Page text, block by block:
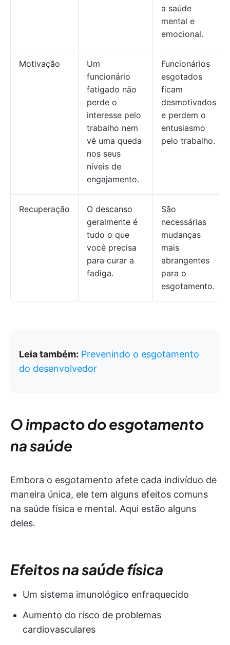
a saúde
mental e
emocional.
Motivação
Um
funcionário
fatigado não
perde o
interesse pelo
trabalho nem
vê uma queda
nos seus
níveis de
engajamento.
Funcionários
esgotados
ficam
desmotivados
e perdem o
entusiasmo
pelo trabalho.
Recuperação
O descanso
geralmente é
tudo o que
você precisa
para curar a
fadiga.
São
necessárias
mudanças
mais
abrangentes
para o
esgotamento.
Leia também: Prevenindo o esgotamento
do desenvolvedor
O impacto do esgotamento
na saúde
Embora o esgotamento afete cada indivíduo de
maneira única, ele tem alguns efeitos comuns
na saúde física e mental. Aqui estão alguns
deles.
Efeitos na saúde física
Um sistema imunológico enfraquecido
Aumento do risco de problemas
cardiovasculares